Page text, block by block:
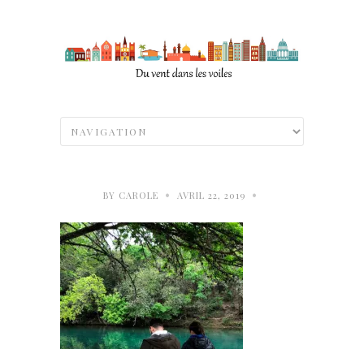
BY CAROLE • AVRIL 22, 2019 •